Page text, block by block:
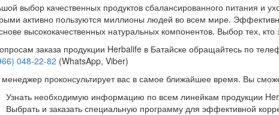
выбор качественных продуктов сбалансированного питания и
активно пользуются миллионы людей во всем мире.
высококачественных натуральных компонентов. Выбор тех, кто
заказа продукции Herbalife в Батайске обращайтесь по
048-22-82 (WhatsApp, Viber)
проконсультирует вас в самое ближайшее время. Вы
Узнать необходимую информацию по всем линейкам продукции
Выбрать и заказать специальную программу для эффективной